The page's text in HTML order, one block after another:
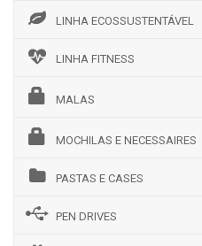
LINHA ECOSSUSTENTÁVEL
LINHA FITNESS
MALAS
MOCHILAS E NECESSAIRES
PASTAS E CASES
PEN DRIVES